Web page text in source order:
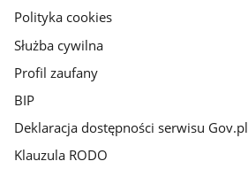
Polityka cookies
Służba cywilna
Profil zaufany
BIP
Deklaracja dostępności serwisu Gov.pl
Klauzula RODO